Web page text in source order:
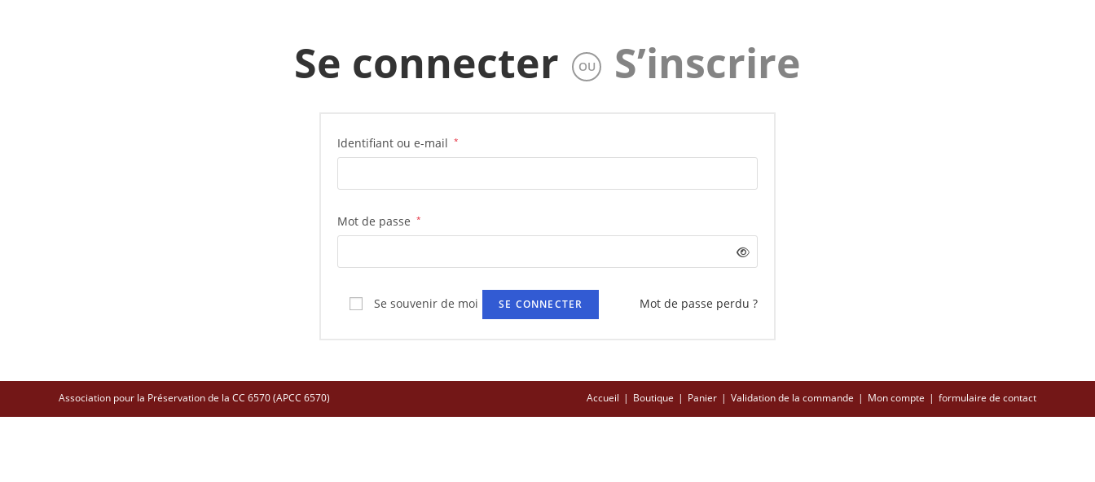
Se connecter OU S’inscrire
Identifiant ou e-mail *
Mot de passe *
Se souvenir de moi SE CONNECTER Mot de passe perdu ?
Accueil Boutique Panier Validation de la commande Mon compte formulaire de contact
Association pour la Préservation de la CC 6570 (APCC 6570)